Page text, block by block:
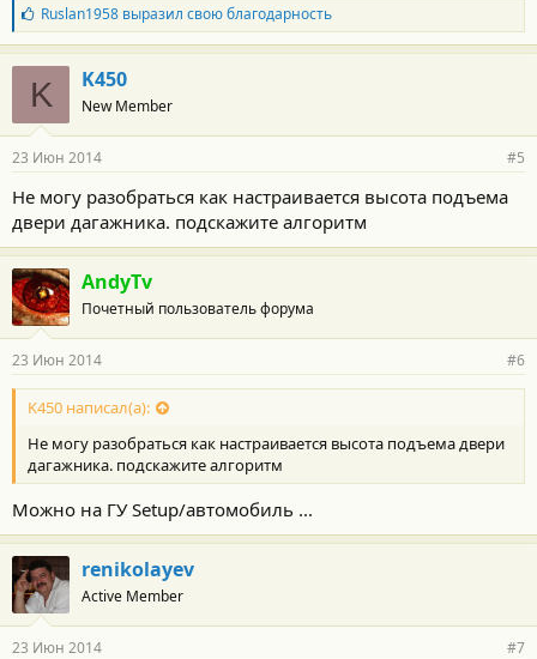
Б
л
а
г
о
д
а
н
с
т
и
:
Ruslan1958выразил свою благодарность
K K450
New Member
23 Июн 2014 #5
Не могу разобраться как настраивается высота подъема
двери дагажника. подскажите алгоритм
AndyTv
Почетный пользователь форума
23 Июн 2014 #6
K450 написал(а):
Не могу разобраться как настраивается высота подъема двери
дагажника. подскажите алгоритм
Можно на ГУ Setup/автомобиль ...
renikolayev
Active Member
23 Июн 2014 #7